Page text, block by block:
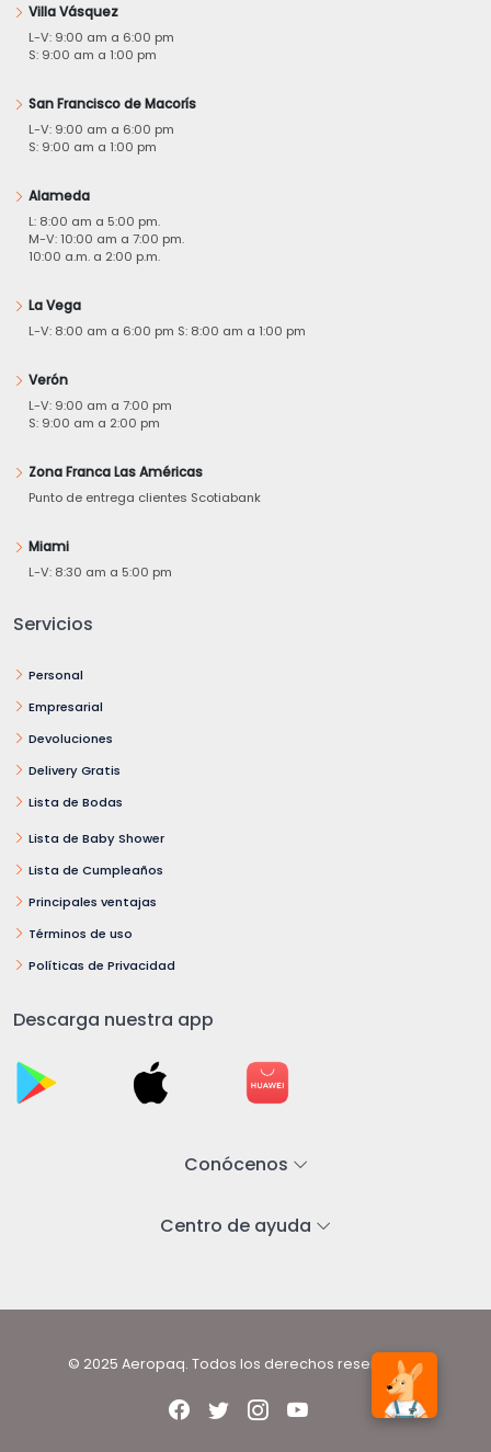
Villa Vásquez
L-V: 9:00 am a 6:00 pm
S: 9:00 am a 1:00 pm
San Francisco de Macorís
L-V: 9:00 am a 6:00 pm
S: 9:00 am a 1:00 pm
Alameda
L: 8:00 am a 5:00 pm.
M-V: 10:00 am a 7:00 pm.
10:00 a.m. a 2:00 p.m.
La Vega
L-V: 8:00 am a 6:00 pm S: 8:00 am a 1:00 pm
Verón
L-V: 9:00 am a 7:00 pm
S: 9:00 am a 2:00 pm
Zona Franca Las Américas
Punto de entrega clientes Scotiabank
Miami
L-V: 8:30 am a 5:00 pm
Servicios
Personal
Empresarial
Devoluciones
Delivery Gratis
Lista de Bodas
Lista de Baby Shower
Lista de Cumpleaños
Principales ventajas
Términos de uso
Políticas de Privacidad
Descarga nuestra app
Conócenos
Centro de ayuda
© 2025 Aeropaq. Todos los derechos reservados.